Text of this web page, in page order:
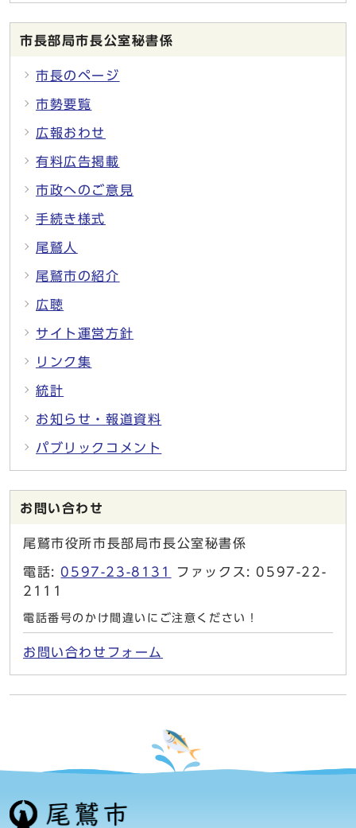
市長部局市長公室秘書係
市長のページ
市勢要覧
広報おわせ
有料広告掲載
市政へのご意見
手続き様式
尾鷲人
尾鷲市の紹介
広聴
サイト運営方針
リンク集
統計
お知らせ・報道資料
パブリックコメント
お問い合わせ
尾鷲市役所市長部局市長公室秘書係
電話: 0597-23-8131
ファックス: 0597-22-
2111
電話番号のかけ間違いにご注意ください！
お問い合わせフォーム